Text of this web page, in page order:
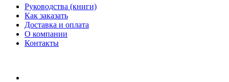
Руководства (книги)
Как заказать
Доставка и оплата
О компании
Контакты